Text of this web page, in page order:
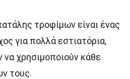
τροφίμων είναι ένας
για πολλά εστιατόρια,
χρησιμοποιούν κάθε
τους.